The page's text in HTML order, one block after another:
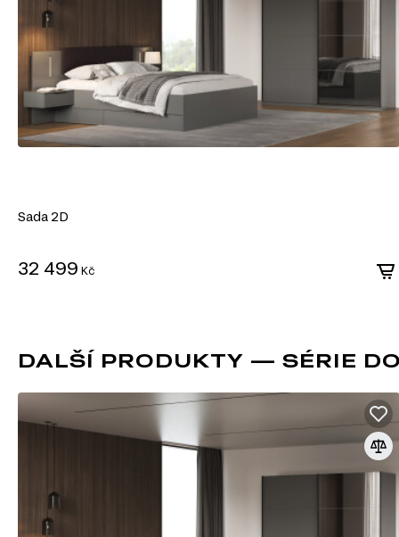
Výhody DTD:
Různorodost designů: Umožňuje výrobu nábytku v moderním,
široké škále dekorativních povrchů.
Snadné zpracování: DTD lze snadno řezat a vrtat, což umožňuje
konstrukcí.
Odolnost vůči vlivům: Laminované DTD je dobře chráněné proti
mechanickému poškození.
Ekologičnost: Moderní výrobci zajišťují minimální úroveň emisí
Sada 2D
32 499 Kč
DALŠÍ PRODUKTY — SÉRIE